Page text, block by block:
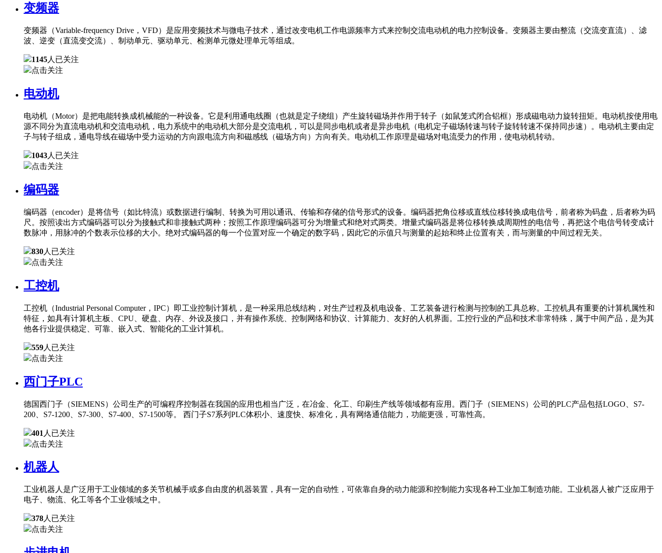
变频器
变频器（Variable-frequency Drive，VFD）是应用变频技术与微电子技术，通过改变电机工作电源频率方式来控制交流电动机的电力控制设备。变频器主要由整流（交流变直流）、滤
波、逆变（直流变交流）、制动单元、驱动单元、检测单元微处理单元等组成。
1145人已关注
点击关注
电动机
电动机（Motor）是把电能转换成机械能的一种设备。它是利用通电线圈（也就是定子绕组）产生旋转磁场并作用于转子（如鼠笼式闭合铝框）形成磁电动力旋转扭矩。电动机按使用电
源不同分为直流电动机和交流电动机，电力系统中的电动机大部分是交流电机，可以是同步电机或者是异步电机（电机定子磁场转速与转子旋转转速不保持同步速）。电动机主要由定
子与转子组成，通电导线在磁场中受力运动的方向跟电流方向和磁感线（磁场方向）方向有关。电动机工作原理是磁场对电流受力的作用，使电动机转动。
1043人已关注
点击关注
编码器
编码器（encoder）是将信号（如比特流）或数据进行编制、转换为可用以通讯、传输和存储的信号形式的设备。编码器把角位移或直线位移转换成电信号，前者称为码盘，后者称为码
尺。按照读出方式编码器可以分为接触式和非接触式两种；按照工作原理编码器可分为增量式和绝对式两类。增量式编码器是将位移转换成周期性的电信号，再把这个电信号转变成计
数脉冲，用脉冲的个数表示位移的大小。绝对式编码器的每一个位置对应一个确定的数字码，因此它的示值只与测量的起始和终止位置有关，而与测量的中间过程无关。
830人已关注
点击关注
工控机
工控机（Industrial Personal Computer，IPC）即工业控制计算机，是一种采用总线结构，对生产过程及机电设备、工艺装备进行检测与控制的工具总称。工控机具有重要的计算机属性和
特征，如具有计算机主板、CPU、硬盘、内存、外设及接口，并有操作系统、控制网络和协议、计算能力、友好的人机界面。工控行业的产品和技术非常特殊，属于中间产品，是为其
他各行业提供稳定、可靠、嵌入式、智能化的工业计算机。
559人已关注
点击关注
西门子PLC
德国西门子（SIEMENS）公司生产的可编程序控制器在我国的应用也相当广泛，在冶金、化工、印刷生产线等领域都有应用。西门子（SIEMENS）公司的PLC产品包括LOGO、S7-
200、S7-1200、S7-300、S7-400、S7-1500等。 西门子S7系列PLC体积小、速度快、标准化，具有网络通信能力，功能更强，可靠性高。
401 人已关注
点击关注
机器人
工业机器人是广泛用于工业领域的多关节机械手或多自由度的机器装置，具有一定的自动性，可依靠自身的动力能源和控制能力实现各种工业加工制造功能。工业机器人被广泛应用于
电子、物流、化工等各个工业领域之中。
378人已关注
点击关注